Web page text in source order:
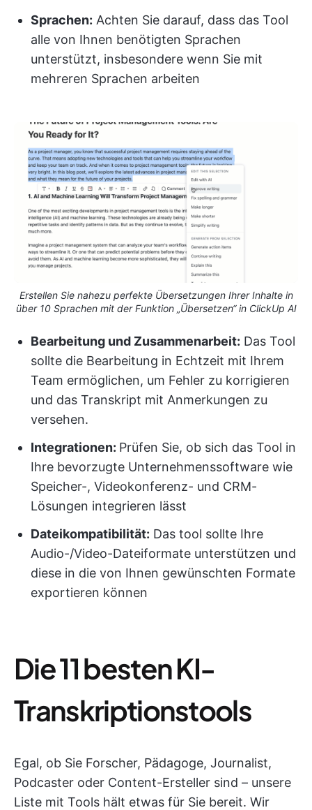
Sprachen: Achten Sie darauf, dass das Tool
alle von Ihnen benötigten Sprachen
unterstützt, insbesondere wenn Sie mit
mehreren Sprachen arbeiten
Erstellen Sie nahezu perfekte Übersetzungen Ihrer Inhalte in
über 10 Sprachen mit der Funktion „Übersetzen“ in ClickUp AI
Bearbeitung und Zusammenarbeit: Das Tool
sollte die Bearbeitung in Echtzeit mit Ihrem
Team ermöglichen, um Fehler zu korrigieren
und das Transkript mit Anmerkungen zu
versehen.
Integrationen: Prüfen Sie, ob sich das Tool in
Ihre bevorzugte Unternehmenssoftware wie
Speicher-, Videokonferenz- und CRM-
Lösungen integrieren lässt
Dateikompatibilität: Das tool sollte Ihre
Audio-/Video-Dateiformate unterstützen und
diese in die von Ihnen gewünschten Formate
exportieren können
Die 11 besten KI-
Transkriptionstools
Egal, ob Sie Forscher, Pädagoge, Journalist,
Podcaster oder Content-Ersteller sind – unsere
Liste mit Tools hält etwas für Sie bereit. Wir